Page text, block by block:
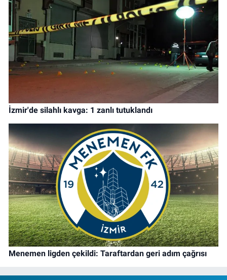
İzmir'de silahlı kavga: 1 zanlı tutuklandı
Menemen ligden çekildi: Taraftardan geri adım çağrısı